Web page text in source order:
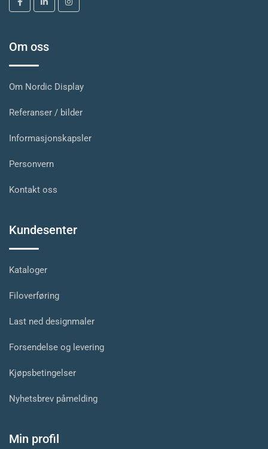
Om oss
Om Nordic Display
Referanser / bilder
Informasjonskapsler
Personvern
Kontakt oss
Kundesenter
Kataloger
Filoverføring
Last ned designmaler
Forsendelse og levering
Kjøpsbetingelser
Nyhetsbrev påmelding
Min profil